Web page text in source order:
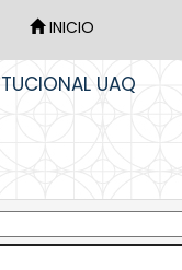
INICIO
UAQ